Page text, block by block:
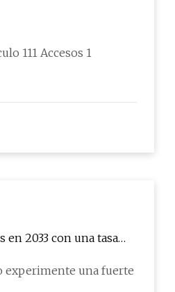
111 Accesos 1
en 2033 con una tasa
experimente una fuerte